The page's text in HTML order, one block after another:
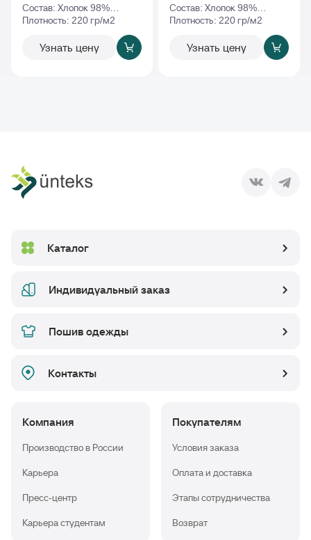
Состав: Хлопок 98%
Эластан 2%
Плотность: 220 гр/м2
Узнать цену
Состав: Хлопок 98%
Эластан 2%
Плотность: 220 гр/м2
Узнать цену
Каталог
Индивидуальный заказ
Пошив одежды
Контакты
Компания
Производство в России
Карьера
Пресс-центр
Карьера студентам
Покупателям
Условия заказа
Оплата и доставка
Этапы сотрудничества
Возврат